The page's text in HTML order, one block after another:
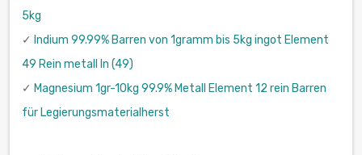
5kg
✓ Indium 99.99% Barren von 1gramm bis 5kg ingot Element
49 Rein metall In (49)
✓ Magnesium 1gr-10kg 99.9% Metall Element 12 rein Barren
für Legierungsmaterialherst